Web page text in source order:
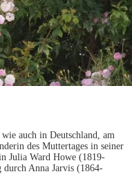
auch in Deutschland, am
des Muttertages in seiner
Julia Ward Howe (1819-
durch Anna Jarvis (1864-